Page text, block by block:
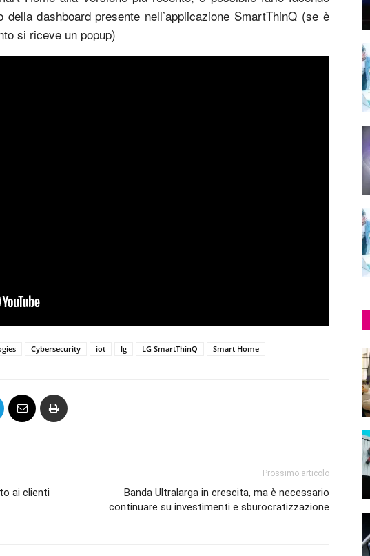
della dashboard presente nell’applicazione SmartThinQ (se è
si riceve un popup)
Cybersecurity iot lg LG SmartThinQ Smart Home
ai clienti
Prossimo articolo
Banda Ultralarga in crescita, ma è necessario
continuare su investimenti e sburocratizzazione